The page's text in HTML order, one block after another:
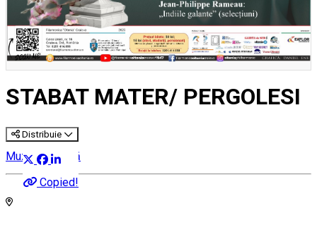
STABAT MATER/ PERGOLESI
Distribuie
Copied!
Muzică clasică